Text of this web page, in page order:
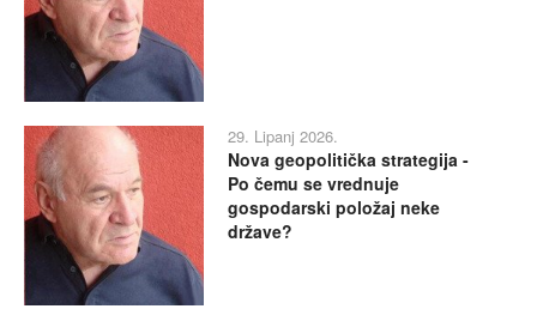
29. Lipanj 2026.
Nova geopolitička strategija -
Po čemu se vrednuje
gospodarski položaj neke
države?